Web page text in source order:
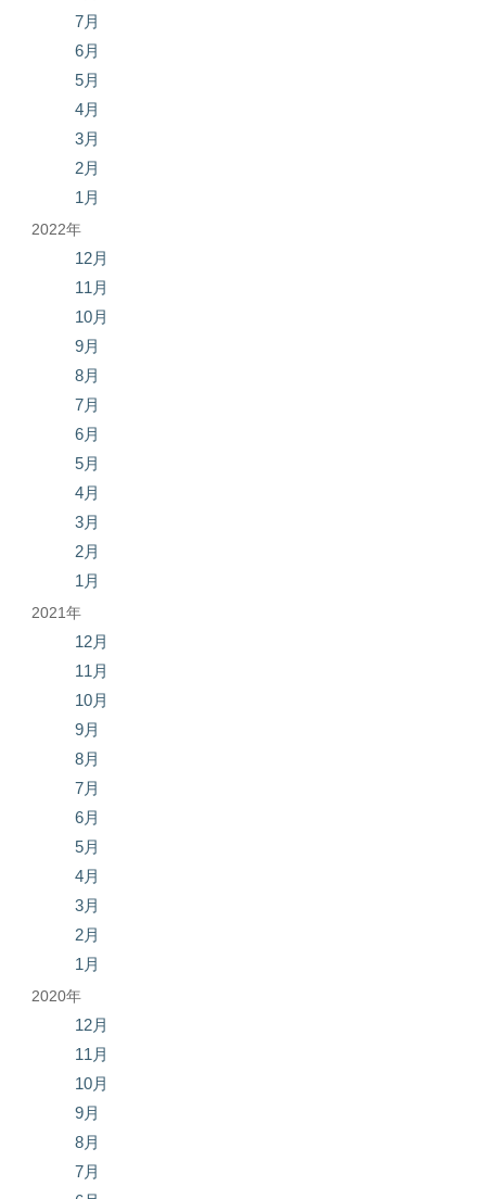
7月
6月
5月
4月
3月
2月
1月
2022年
12月
11月
10月
9月
8月
7月
6月
5月
4月
3月
2月
1月
2021年
12月
11月
10月
9月
8月
7月
6月
5月
4月
3月
2月
1月
2020年
12月
11月
10月
9月
8月
7月